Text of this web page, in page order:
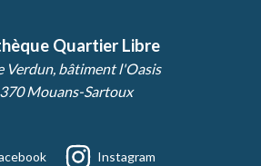
Quartier Libre
Verdun, bâtiment l'Oasis
Mouans-Sartoux
Instagram